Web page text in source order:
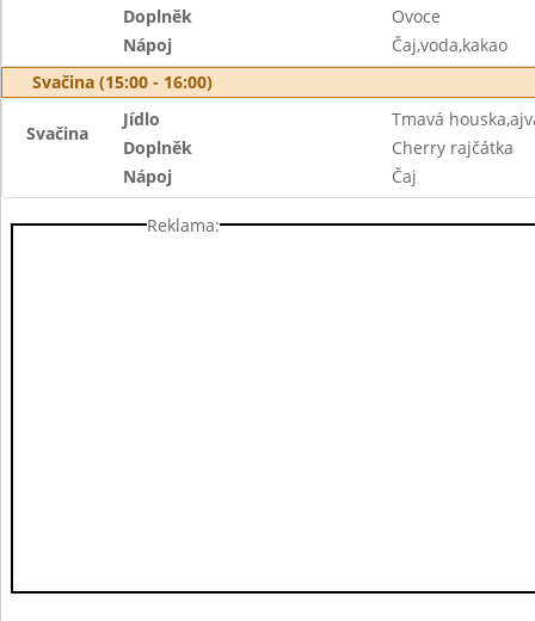
Doplněk
Ovoce
Nápoj
Čaj,voda,kakao
Svačina (15:00 - 16:00)
Svačina
Jídlo
Tmavá
Doplněk
Cherry rajčátka
Nápoj
Čaj
Reklama: